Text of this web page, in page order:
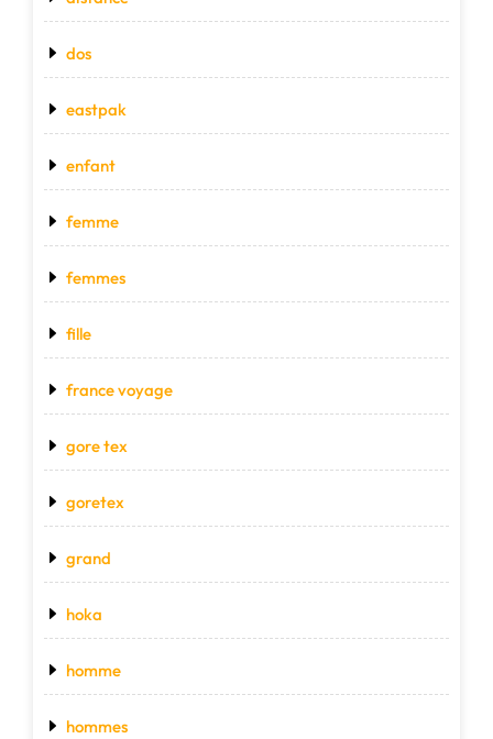
dos
eastpak
enfant
femme
femmes
fille
france voyage
gore tex
goretex
grand
hoka
homme
hommes